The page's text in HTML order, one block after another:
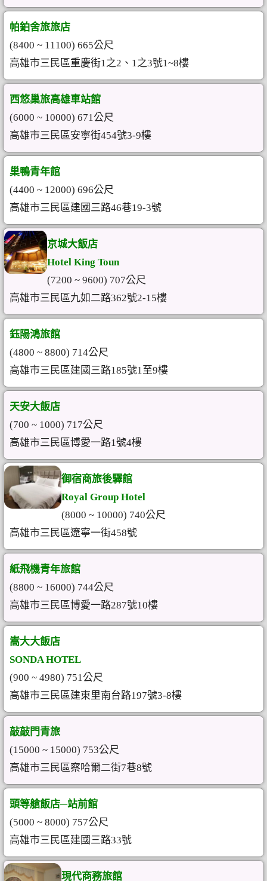
帕鉑舍旅旅店
(8400 ~ 11100) 665公尺
高雄市三民區重慶街1之2、1之3號1~8樓
西悠巢旅高雄車站館
(6000 ~ 10000) 671公尺
高雄市三民區安寧街454號3-9樓
巢鴨青年館
(4400 ~ 12000) 696公尺
高雄市三民區建國三路46巷19-3號
京城大飯店
Hotel King Toun
(7200 ~ 9600) 707公尺
高雄市三民區九如二路362號2-15樓
鈺陽鴻旅館
(4800 ~ 8800) 714公尺
高雄市三民區建國三路185號1至9樓
天安大飯店
(700 ~ 1000) 717公尺
高雄市三民區博愛一路1號4樓
御宿商旅後驛館
Royal Group Hotel
(8000 ~ 10000) 740公尺
高雄市三民區遼寧一街458號
紙飛機青年旅館
(8800 ~ 16000) 744公尺
高雄市三民區博愛一路287號10樓
嵩大大飯店
SONDA HOTEL
(900 ~ 4980) 751公尺
高雄市三民區建東里南台路197號3-8樓
敲敲門青旅
(15000 ~ 15000) 753公尺
高雄市三民區察哈爾二街7巷8號
頭等艙飯店─站前館
(5000 ~ 8000) 757公尺
高雄市三民區建國三路33號
現代商務旅館